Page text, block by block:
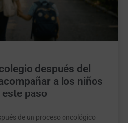
después del
a los niños
este paso
de un proceso oncológico